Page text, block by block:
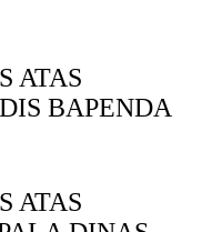
ATAS
BAPENDA
ATAS